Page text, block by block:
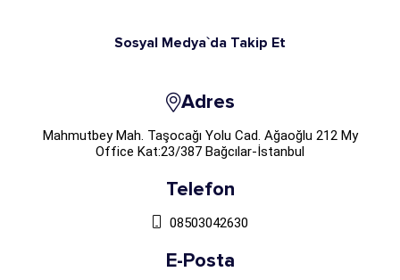
Sosyal Medya`da Takip Et
Adres
Mahmutbey Mah. Taşocağı Yolu Cad. Ağaoğlu 212 My
Office Kat:23/387 Bağcılar-İstanbul
Telefon
08503042630
E-Posta